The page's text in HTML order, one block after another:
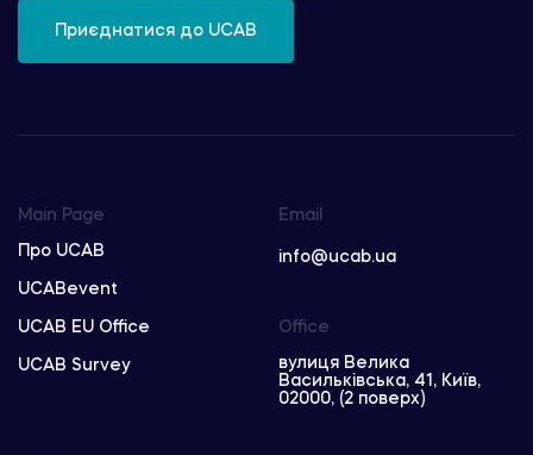
Приєднатися до UCAB
Main Page
Про UCAB
UCABevent
UCAB EU Office
UCAB Survey
Email
info@ucab.ua
Office
вулиця Велика
Васильківська, 41, Київ,
02000, (2 поверх)